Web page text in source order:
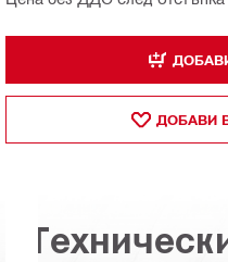
ДОБАВИ